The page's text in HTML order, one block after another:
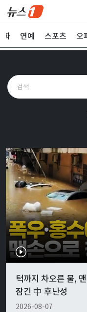
화 연예 스포츠 오
턱까지 차오른 물,
잠긴 中 후난성
2026-08-07